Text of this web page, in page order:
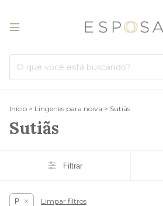
Início > Lingeries para noiva > Sutiãs
Sutiãs
Filtrar
P Limpar filtros